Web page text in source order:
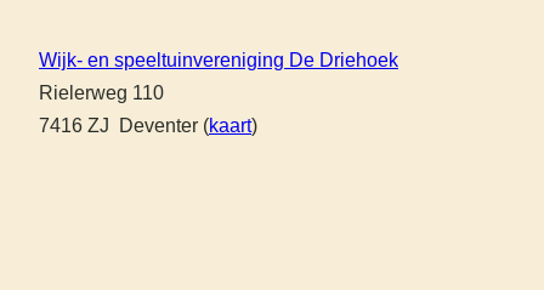
Wijk- en speeltuinvereniging De Driehoek
Rielerweg 110
7416 ZJ Deventer (kaart)